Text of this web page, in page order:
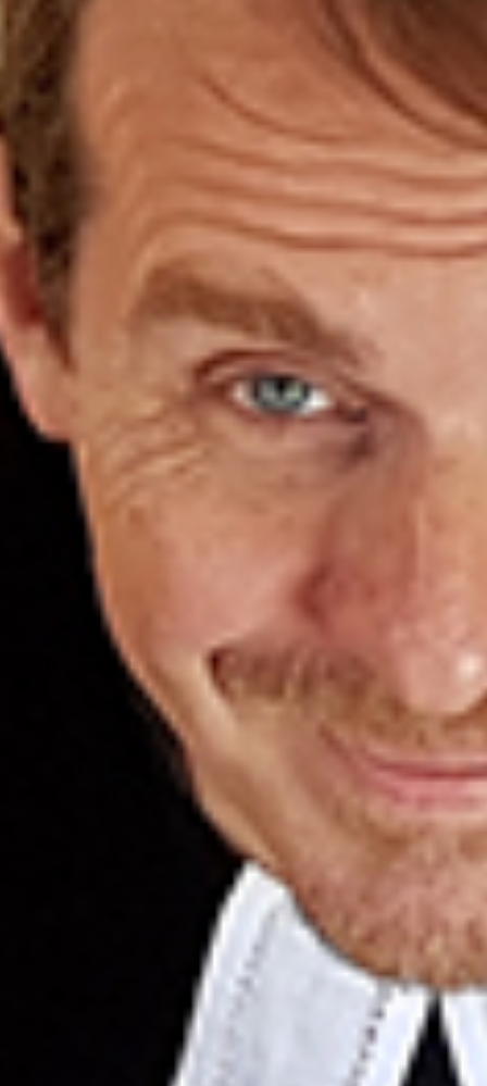
Kirche und Geld
Reformprozess PUK
Arbeiten bei der Kirche
Kirchenjahr
Ökumene
Religion in der Schule
Kunst
Aktiv gegen Missbrauch
Bildung und Gesellschaft
Weltanschauungsfragen
Gegen Rechtsextremismus